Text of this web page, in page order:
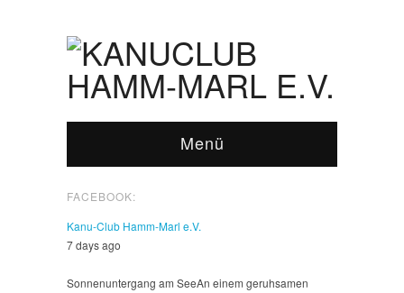
Menü
FACEBOOK:
Kanu-Club Hamm-Marl e.V.
7 days ago
Sonnenuntergang am SeeAn einem geruhsamen